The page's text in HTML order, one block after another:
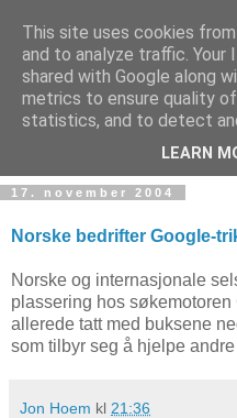
17. november 2004
Norske bedrifter Google-
Norske og internasjonale
plassering hos
allerede tatt med buksene
som tilbyr seg å hjelpe
Jon Hoem kl 21:36
This site uses cookies
and to analyze traffic. Your
shared with Google along
metrics to ensure quality
statistics, and to detect
LEARN